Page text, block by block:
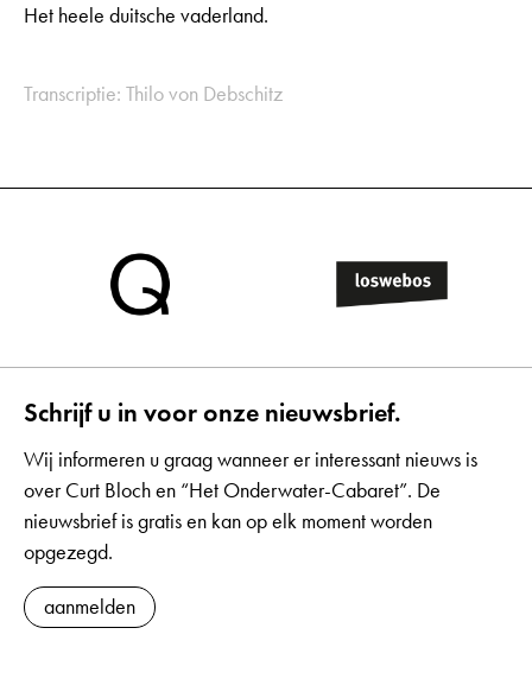
Het heele duitsche vaderland.
Transcriptie: Thilo von Debschitz
Schrijf u in voor onze nieuwsbrief.
Wij informeren u graag wanneer er interessant nieuws is
over Curt Bloch en “Het Onderwater-Cabaret”. De
nieuwsbrief is gratis en kan op elk moment worden
opgezegd.
aanmelden